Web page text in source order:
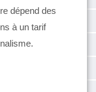
dépend des
à un tarif